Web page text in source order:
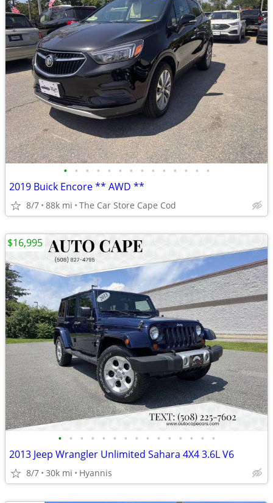
• • • • • • • • • • • • • •
2019 Buick Encore ** AWD **
8/7 88k mi The Car Store Cape Cod
• • • • • • • • • • • • • • •
2013 Jeep Wrangler Unlimited Sahara 4X4 3.6L V6
8/7 30k mi Hyannis
$16,995